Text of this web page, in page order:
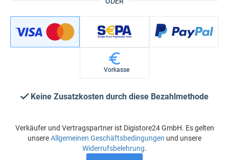
Vorkasse
Keine Zusatzkosten durch diese Bezahlmethode
Verkäufer und Vertragspartner ist Digistore24 GmbH. Es gelten
unsereAllgemeinen Geschäftsbedingungen und unsere
Widerrufsbelehrung.